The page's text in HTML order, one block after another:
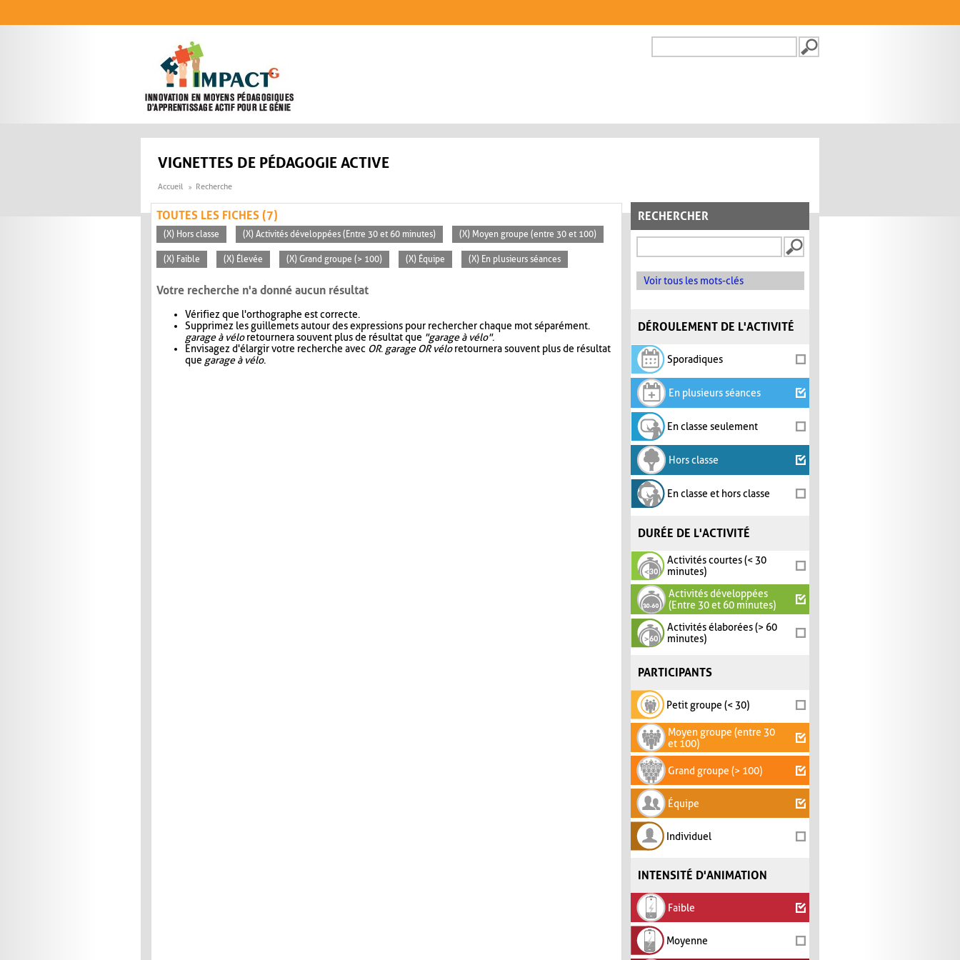
FORMULAIRE DE
VIGNETTES DE PÉDAGOGIE ACTIVE
Accueil Recherche
RECHERCHER
Voir tous les mots-clés
DÉROULEMENT DE L'ACTIVITÉ
Sporadiques
En plusieurs séances
En classe seulement
Hors classe
En classe et hors classe
DURÉE DE L'ACTIVITÉ
Activités courtes (< 30
minutes)
Activités développées
(Entre 30 et 60 minutes)
Activités élaborées (> 60
minutes)
PARTICIPANTS
Petit groupe (< 30)
Moyen groupe (entre 30
et 100)
Grand groupe (> 100)
Équipe
Individuel
INTENSITÉ D'ANIMATION
Faible
Moyenne
TOUTES LES FICHES (7)
(X) Hors classe (X) Activités développées (Entre 30 et 60 minutes) (X) Moyen groupe (entre 30 et 100)
(X) Faible (X) Élevée (X) Grand groupe (> 100) (X) Équipe (X) En plusieurs séances
Votre recherche n'a donné aucun résultat
Vérifiez que l'orthographe est correcte.
Supprimez les guillemets autour des expressions pour rechercher chaque mot séparément.
garage à véloretournera souvent plus de résultat que "garage à vélo".
Envisagez d'élargir votre recherche avec OR. garage OR véloretournera souvent plus de résultat
que garage à vélo.